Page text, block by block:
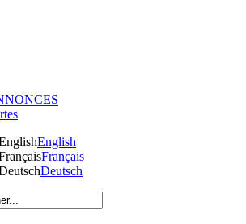
English
Français
Deutsch